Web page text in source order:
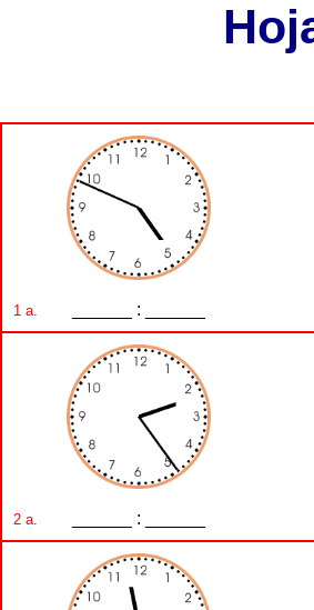
1 a. ______ : ______
2 a. ______ : ______